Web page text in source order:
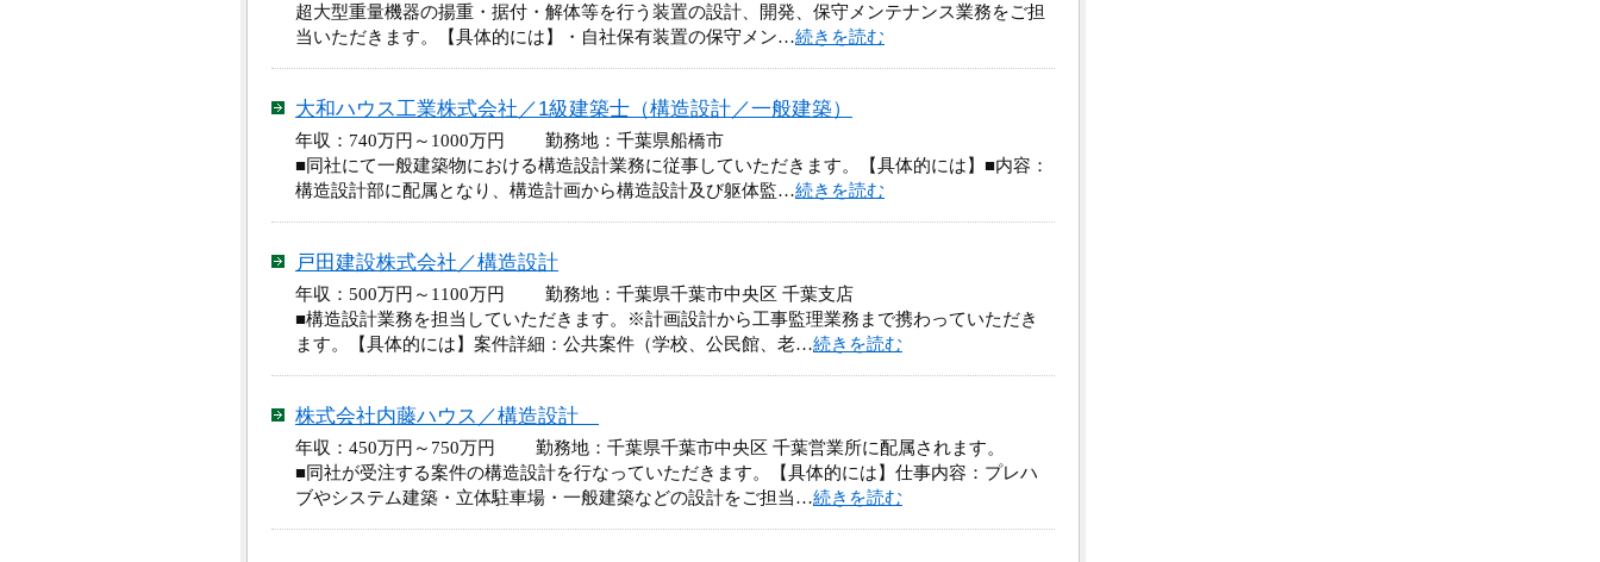
超大型重量機器の揚重・据付・解体等を行う装置の設計、開発、保守メンテナンス業務をご担
当いただきます。【具体的には】・自社保有装置の保守メン…続きを読む
大和ハウス工業株式会社／1級建築士（構造設計／一般建築）
年収：740万円～1000万円 勤務地：千葉県船橋市
■同社にて一般建築物における構造設計業務に従事していただきます。【具体的には】■内容：
構造設計部に配属となり、構造計画から構造設計及び躯体監…続きを読む
戸田建設株式会社／構造設計
年収：500万円～1100万円 勤務地：千葉県千葉市中央区 千葉支店
■構造設計業務を担当していただきます。※計画設計から工事監理業務まで携わっていただき
ます。【具体的には】案件詳細：公共案件（学校、公民館、老…続きを読む
株式会社内藤ハウス／構造設計
年収：450万円～750万円 勤務地：千葉県千葉市中央区 千葉営業所に配属されます。
■同社が受注する案件の構造設計を行なっていただきます。【具体的には】仕事内容：プレハ
ブやシステム建築・立体駐車場・一般建築などの設計をご担当…続きを読む